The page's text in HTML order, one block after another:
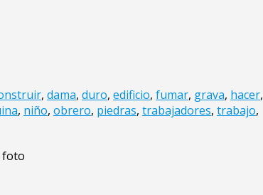
, dama, duro, edificio, fumar, grava, hacer,
, niño, obrero, piedras, trabajadores, trabajo,
foto